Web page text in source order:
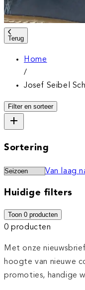
Terug
Home
/
Josef Seibel
Filter en sorteer
Sortering
Van laag
Huidige filters
Toon 0 producten
0 producten
Met onze
hoogte van nieuwe
promoties, handige